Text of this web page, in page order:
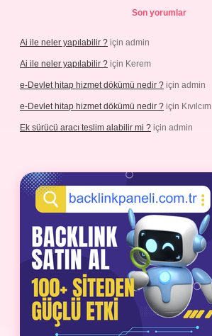
Son yorumlar
Ai ile neler yapılabilir ? için admin
Ai ile neler yapılabilir ? için Kerem
e-Devlet hitap hizmet dökümü nedir ? için admin
e-Devlet hitap hizmet dökümü nedir ? için Kıvılcım
Ek sürücü aracı teslim alabilir mi ? için admin